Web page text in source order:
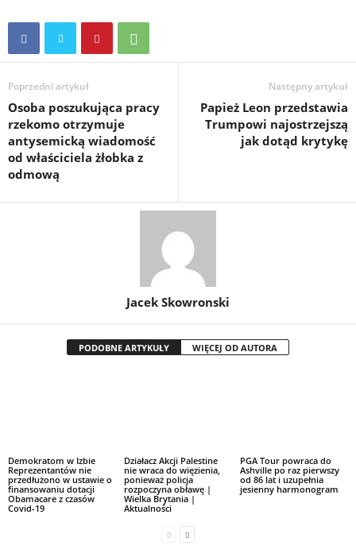
Poprzedni artykuł
Osoba poszukująca pracy
rzekomo otrzymuje
antysemicką wiadomość
od właściciela żłobka z
odmową
Następny artykuł
Papież Leon przedstawia
Trumpowi najostrzejszą
jak dotąd krytykę
Jacek Skowronski
PODOBNE ARTYKUŁY WIĘCEJ OD AUTORA
Demokratom w Izbie
Reprezentantów nie
przedłużono w ustawie o
finansowaniu dotacji
Obamacare z czasów
Covid-19
Działacz Akcji Palestine
nie wraca do więzienia,
ponieważ policja
rozpoczyna obławę |
Wielka Brytania |
Aktualności
PGA Tour powraca do
Ashville po raz pierwszy
od 86 lat i uzupełnia
jesienny harmonogram